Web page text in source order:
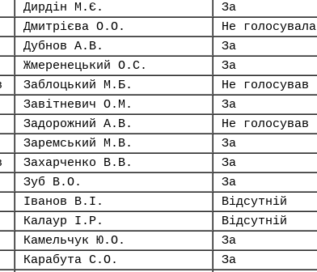
Дирдін М.Є.
За
Дмитрієва О.О.
Не голосувала
Дубнов А.В.
За
Жмеренецький О.С.
За
Заблоцький М.Б.
Не голосував
Завітневич О.М.
За
Задорожний А.В.
Не голосував
Заремський М.В.
За
Захарченко В.В.
За
Зуб В.О.
За
Іванов В.І.
Відсутній
Калаур І.Р.
Відсутній
Камельчук Ю.О.
За
Карабута С.О.
За